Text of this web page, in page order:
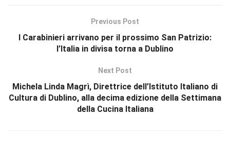
Previous Post
I Carabinieri arrivano per il prossimo San Patrizio:
l’Italia in divisa torna a Dublino
Next Post
Michela Linda Magrì, Direttrice dell’Istituto Italiano di
Cultura di Dublino, alla decima edizione della Settimana
della Cucina Italiana